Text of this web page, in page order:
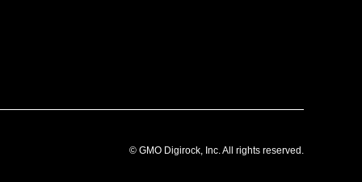
© GMO Digirock, Inc. All rights reserved.